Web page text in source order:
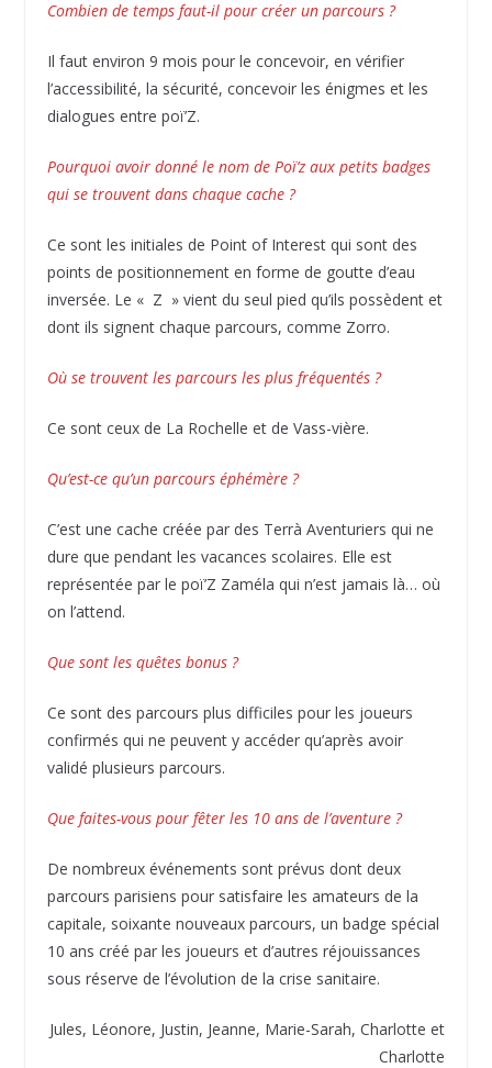
Combien de temps faut-il pour créer un parcours ?
Il faut environ 9 mois pour le concevoir, en vérifier
l’accessibilité, la sécurité, concevoir les énigmes et les
dialogues entre poï’Z.
Pourquoi avoir donné le nom de Poï’z aux petits badges
qui se trouvent dans chaque cache ?
Ce sont les initiales de Point of Interest qui sont des
points de positionnement en forme de goutte d’eau
inversée. Le « Z » vient du seul pied qu’ils possèdent et
dont ils signent chaque parcours, comme Zorro.
Où se trouvent les parcours les plus fréquentés ?
Ce sont ceux de La Rochelle et de Vass-vière.
Qu’est-ce qu’un parcours éphémère ?
C’est une cache créée par des Terrà Aventuriers qui ne
dure que pendant les vacances scolaires. Elle est
représentée par le poï’Z Zaméla qui n’est jamais là… où
on l’attend.
Que sont les quêtes bonus ?
Ce sont des parcours plus difficiles pour les joueurs
confirmés qui ne peuvent y accéder qu’après avoir
validé plusieurs parcours.
Que faites-vous pour fêter les 10 ans de l’aventure ?
De nombreux événements sont prévus dont deux
parcours parisiens pour satisfaire les amateurs de la
capitale, soixante nouveaux parcours, un badge spécial
10 ans créé par les joueurs et d’autres réjouissances
sous réserve de l’évolution de la crise sanitaire.
Jules, Léonore, Justin, Jeanne, Marie-Sarah, Charlotte et
Charlotte